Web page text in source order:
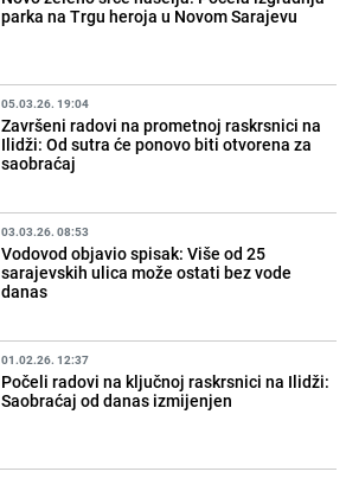
parka na Trgu heroja u Novom Sarajevu
05.03.26. 19:04
Završeni radovi na prometnoj raskrsnici na
Ilidži: Od sutra će ponovo biti otvorena za
saobraćaj
03.03.26. 08:53
Vodovod objavio spisak: Više od 25
sarajevskih ulica može ostati bez vode
danas
01.02.26. 12:37
Počeli radovi na ključnoj raskrsnici na Ilidži:
Saobraćaj od danas izmijenjen